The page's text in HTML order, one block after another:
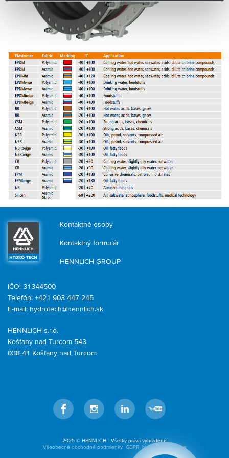
Kontaktné osoby
Kontaktný formulár
HENNLICH GROUP
HENNLICH s.r.o.
Košťany nad Turcom 543
038 41 Košťany nad Turcom
IČO: 31344500
Telefón: +421 903 447 245
E-mail: hydrotech@hennlich.sk
2025 © HENNLICH - Všetky práva vyhradené
Všeobecné obchodné podmienky GDPR Nastavenia cookies
FacebookInstagramLinkedIn YouTube